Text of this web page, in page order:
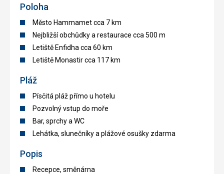
Poloha
Město Hammamet cca 7 km
Nejbližší obchůdky a restaurace cca 500 m
Letiště Enfidha cca 60 km
Letiště Monastir cca 117 km
Pláž
Písčitá pláž přímo u hotelu
Pozvolný vstup do moře
Bar, sprchy a WC
Lehátka, slunečníky a plážové osušky zdarma
Popis
Recepce, směnárna